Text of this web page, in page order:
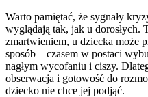
Warto pamiętać, że sygnały
wyglądają tak, jak u dorosłych.
zmartwieniem, u dziecka może
sposób – czasem w postaci
nagłym wycofaniu i ciszy.
obserwacja i gotowość do
dziecko nie chce jej podjąć.